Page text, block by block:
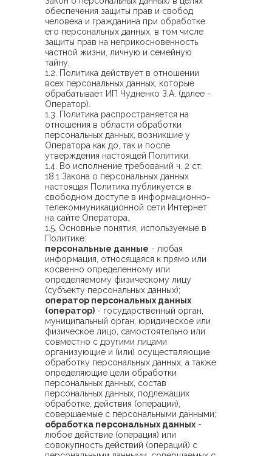
обеспечения защиты прав и свобод
человека и гражданина при обработке
его персональных данных, в том числе
защиты прав на неприкосновенность
частной жизни, личную и семейную
тайну.
1.2. Политика действует в отношении
всех персональных данных, которые
обрабатывает ИП Чудненко З.А. (далее -
Оператор).
1.3. Политика распространяется на
отношения в области обработки
персональных данных, возникшие у
Оператора как до, так и после
утверждения настоящей Политики.
1.4. Во исполнение требований ч. 2 ст.
18.1 Закона о персональных данных
настоящая Политика публикуется в
свободном доступе в информационно-
телекоммуникационной сети Интернет
на сайте Оператора.
1.5. Основные понятия, используемые в
Политике:
персональные данные - любая
информация, относящаяся к прямо или
косвенно определенному или
определяемому физическому лицу
(субъекту персональных данных);
оператор персональных данных
(оператор) - государственный орган,
муниципальный орган, юридическое или
физическое лицо, самостоятельно или
совместно с другими лицами
организующие и (или) осуществляющие
обработку персональных данных, а также
определяющие цели обработки
персональных данных, состав
персональных данных, подлежащих
обработке, действия (операции),
совершаемые с персональными данными;
обработка персональных данных -
любое действие (операция) или
совокупность действий (операций) с